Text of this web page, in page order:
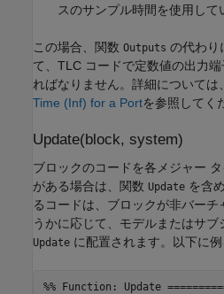
スのサンプル時間を使用して
この場合、関数 Outputs の代わり
て、TLC コードで定数値の出力
ればなりません。詳細については、
Time (Inf) for a Portを参照してく
Update(block, system)
ブロックのコードを各メジャー
がある場合は、関数 Update を含
るコードは、ブロックが非バー
うかに応じて、モデルまたはサ
Update に配置されます。以下に例
%% Function: Update